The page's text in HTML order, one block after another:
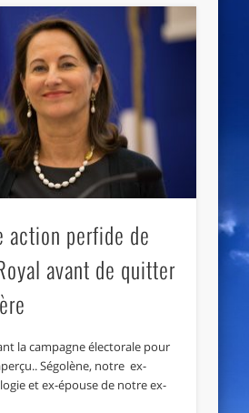
action perfide de
avant de quitter
la campagne électorale pour
Ségolène, notre ex-
et ex-épouse de notre ex-